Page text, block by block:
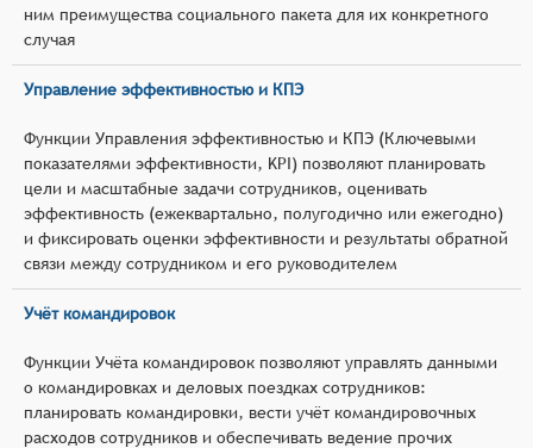
ним преимущества социального пакета для их конкретного
случая
Управление эффективностью и КПЭ
Функции Управления эффективностью и КПЭ (Ключевыми
показателями эффективности, KPI) позволяют планировать
цели и масштабные задачи сотрудников, оценивать
эффективность (ежеквартально, полугодично или ежегодно)
и фиксировать оценки эффективности и результаты обратной
связи между сотрудником и его руководителем
Учёт командировок
Функции Учёта командировок позволяют управлять данными
о командировках и деловых поездках сотрудников:
планировать командировки, вести учёт командировочных
расходов сотрудников и обеспечивать ведение прочих